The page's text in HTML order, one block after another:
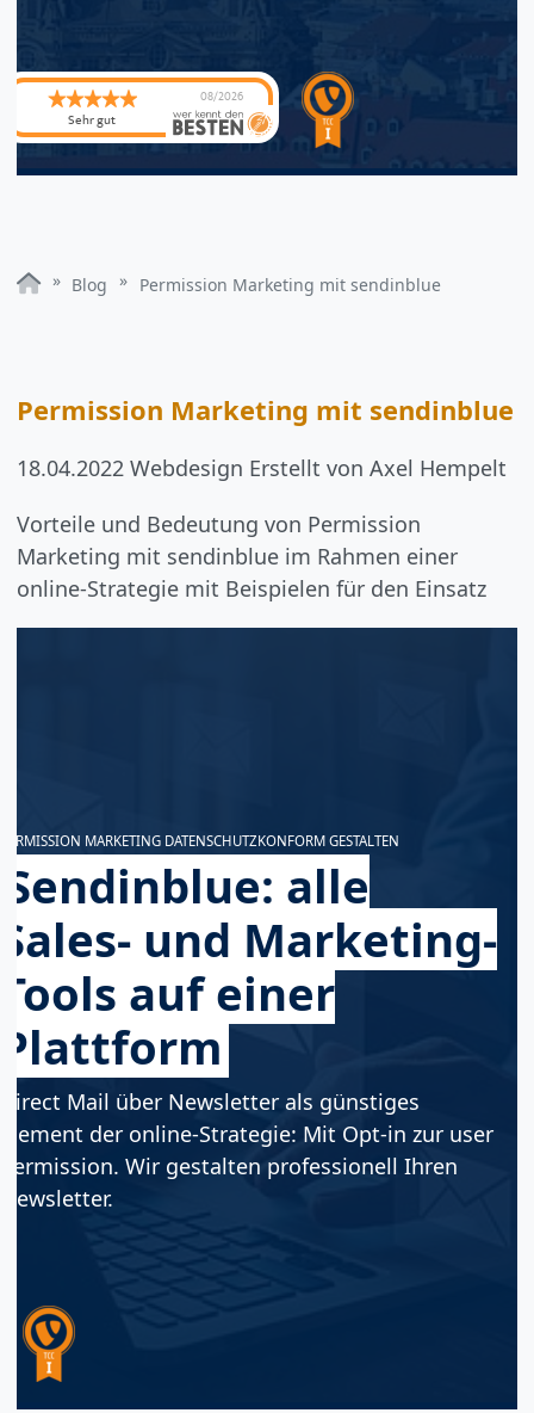
Sehr gut
08/2026
Blog Permission Marketing mit sendinblue
Permission Marketing mit sendinblue
18.04.2022Webdesign Erstellt vonAxel Hempelt
Vorteile und Bedeutung von Permission
Marketing mit sendinblue im Rahmen einer
online-Strategie mit Beispielen für den Einsatz
PERMISSION MARKETING DATENSCHUTZKONFORM GESTALTEN
Sendinblue: alle
Sales- und Marketing-
Tools auf einer
Plattform
Direct Mail über Newsletter als günstiges
Element der online-Strategie: Mit Opt-in zur user
permission. Wir gestalten professionell Ihren
Newsletter.